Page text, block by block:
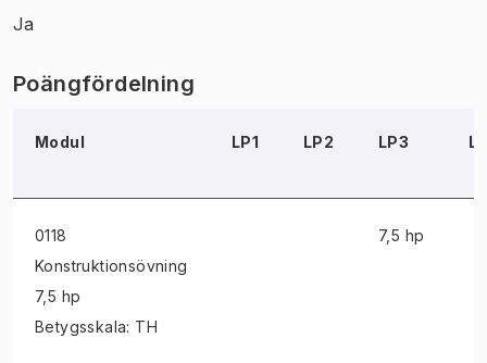
Ja
Poängfördelning
Modul LP1 LP2 LP3
0118
Konstruktionsövning
7,5 hp
Betygsskala: TH
7,5 hp